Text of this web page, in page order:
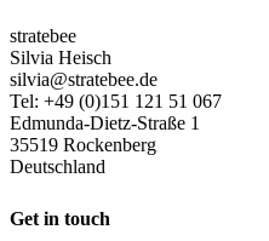
stratebee
Silvia Heisch
silvia@stratebee.de
Tel: +49 (0)151 121 51 067
Edmunda-Dietz-Straße 1
35519 Rockenberg
Deutschland
Get in touch